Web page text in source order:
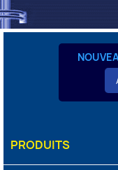
PRODUITS